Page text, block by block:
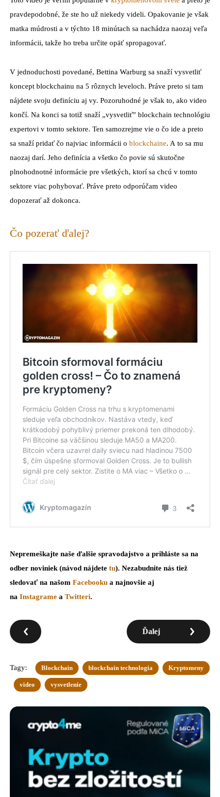
pravdepodobné, že ste ho už niekedy videli. Opakovanie je však
matka múdrosti a v týchto 18 minútach sa nachádza naozaj veľa
informácii, takže ho treba určite opäť spropagovať.
V jednoduchosti povedané, Bettina Warburg sa snaží vysvetliť
koncept blockchainu na 5 rôznych leveloch. Práve preto si tam
nájdete svoju definíciu aj vy. Pozoruhodné je však to, ako video
končí. Na konci sa totiž snaží „vysvetliť” blockchain technológiu
expertovi v tomto sektore. Ten samozrejme vie o čo ide a preto
sa snaží pridať čo najviac informácii o blockchaine. A to sa mu
naozaj darí. Jeho definícia a všetko čo povie sú skutočne
plnohodnotné informácie pre všetkých, ktorí sa chcú v tomto
sektore viac pohybovať. Práve preto odporúčam video
dopozerať až dokonca.
Čo pozerať ďalej?
Nepremeškajte naše ďalšie spravodajstvo a prihláste sa na
odber noviniek (návod nájdete tu). Nezabudnite nás tiež
sledovať na našom Facebooku a najnovšie aj
na Instagrame a Twitteri.
Ďalej
Tagy: Blockchain blockchain technologia Kryptomeny
video vysvetlenie